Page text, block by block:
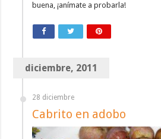
buena, ¡anímate a probarla!
diciembre, 2011
28 diciembre
Cabrito en adobo